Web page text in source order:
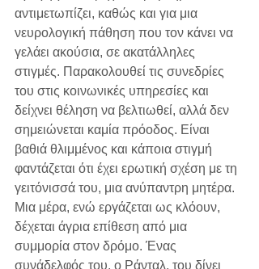
αντιμετωπίζει, καθώς και για μια
νευρολογική πάθηση που τον κάνει να
γελάει ακούσια, σε ακατάλληλες
στιγμές. Παρακολουθεί τις συνεδρίες
του στις κοινωνικές υπηρεσίες και
δείχνει θέληση να βελτιωθεί, αλλά δεν
σημειώνεται καμία πρόοδος. Είναι
βαθιά θλιμμένος και κάποια στιγμή
φαντάζεται ότι έχει ερωτική σχέση με τη
γειτόνισσά του, μια ανύπαντρη μητέρα.
Μια μέρα, ενώ εργάζεται ως κλόουν,
δέχεται άγρια επίθεση από μια
συμμορία στον δρόμο. Ένας
συνάδελφός του, ο Ράνταλ, του δίνει